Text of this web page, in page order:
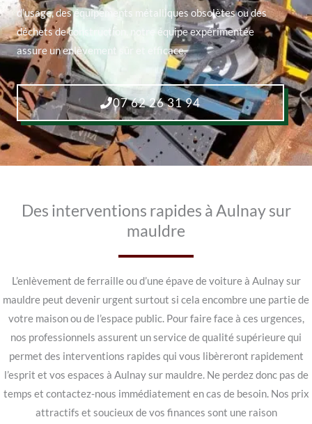
d’usage, des équipements métalliques obsolètes ou des
déchets de construction, notre équipe expérimentée
assure un enlèvement sûr et efficace.
07 62 26 31 94
Des interventions rapides à Aulnay sur
mauldre
L’enlèvement de ferraille ou d’une épave de voiture à Aulnay sur
mauldre peut devenir urgent surtout si cela encombre une partie de
votre maison ou de l’espace public. Pour faire face à ces urgences,
nos professionnels assurent un service de qualité supérieure qui
permet des interventions rapides qui vous libèreront rapidement
l’esprit et vos espaces à Aulnay sur mauldre. Ne perdez donc pas de
temps et contactez-nous immédiatement en cas de besoin. Nos prix
attractifs et soucieux de vos finances sont une raison